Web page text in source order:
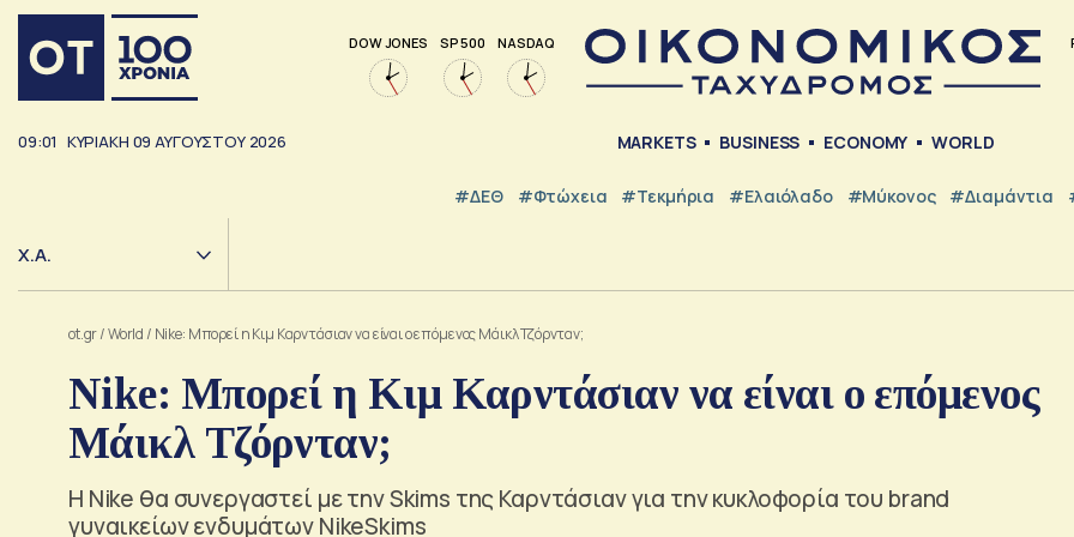
DOW JONES SP 500 NASDAQ
09:01 ΚΥΡΙΑΚΗ 09 ΑΥΓΟΥΣΤΟΥ 2026 MARKETS BUSINESS ECONOMY WORLD
#ΔΕΘ #Φτώχεια #Τεκμήρια #Ελαιόλαδο #Μύκονος #Διαμάντια
Χ.Α.
ot.gr/World / Nike: Μπορεί η Κιμ Καρντάσιαν να είναι ο επόμενος Μάικλ Τζόρνταν;
Nike: Μπορεί η Κιμ Καρντάσιαν να είναι ο επόμενος
Μάικλ Τζόρνταν;
Η Nike θα συνεργαστεί με την Skims της Καρντάσιαν για την κυκλοφορία του brand
γυναικείων ενδυμάτων NikeSkims